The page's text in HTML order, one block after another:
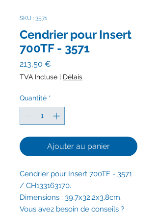
SKU : 3571
Cendrier pour Insert
700TF - 3571
213,50 €
TVA Incluse | Délais
Quantité *
Ajouter au panier
Cendrier pour Insert 700TF - 3571
/ CH133163170.
Dimensions : 39,7x32,2x3,8cm.
Vous avez besoin de conseils ?